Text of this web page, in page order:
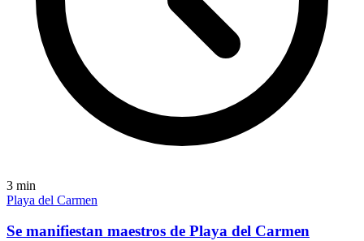
3 min
Playa del Carmen
Se manifiestan maestros de Playa del Carmen